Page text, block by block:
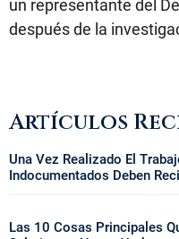
un representante del
después de la
Artículos
Una Vez Realizado El
Indocumentados Deben
Las 10 Cosas Principales